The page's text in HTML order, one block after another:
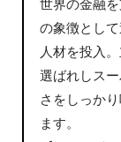
世界の金融
の象徴とし
人材を投入
選ばれしス
さをしっか
ます。